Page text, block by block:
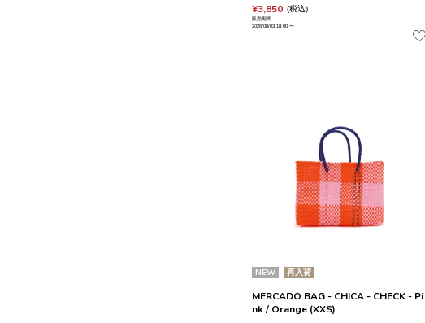
¥3,850 税込
販売期間
2026/08/03 18:00 〜
NEW 再入荷
MERCADO BAG - CHICA - CHECK - Pi
nk / Orange (XXS)